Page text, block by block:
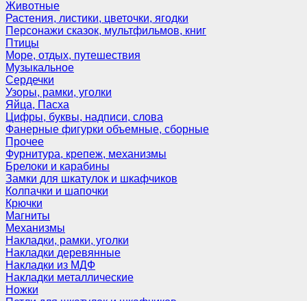
Животные
Растения, листики, цветочки, ягодки
Персонажи сказок, мультфильмов, книг
Птицы
Море, отдых, путешествия
Музыкальное
Сердечки
Узоры, рамки, уголки
Яйца, Пасха
Цифры, буквы, надписи, слова
Фанерные фигурки объемные, сборные
Прочее
Фурнитура, крепеж, механизмы
Брелоки и карабины
Замки для шкатулок и шкафчиков
Колпачки и шапочки
Крючки
Магниты
Механизмы
Накладки, рамки, уголки
Накладки деревянные
Накладки из МДФ
Накладки металлические
Ножки